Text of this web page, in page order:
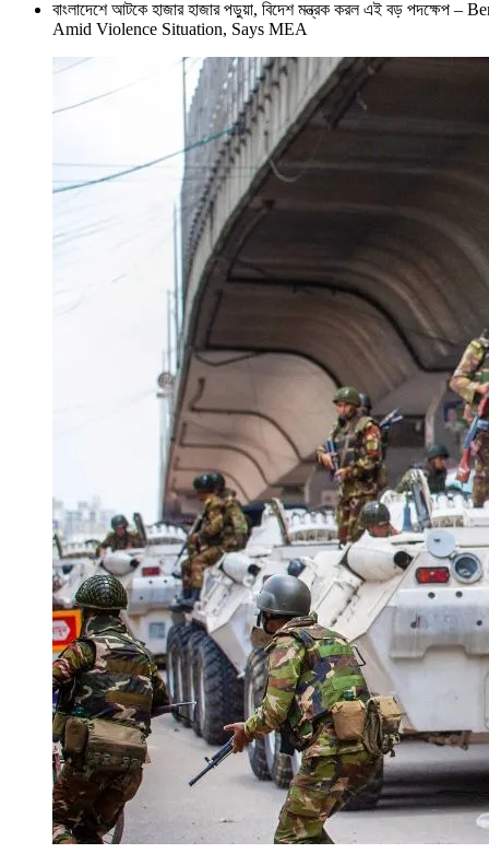
বাংলাদেশে আটকে হাজার হাজার পড়ুয়া, বিদেশ মন্ত্রক করল এই বড়
Amid Violence Situation, Says MEA